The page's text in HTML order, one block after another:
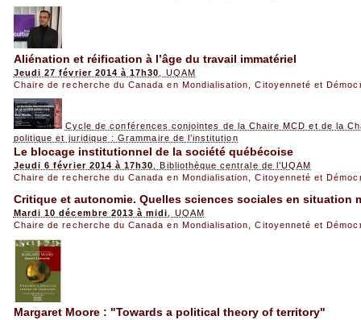
Aliénation et réification à l’âge du travail immatériel
Jeudi 27 février 2014 à 17h30
, UQAM
Chaire de recherche du Canada en Mondialisation, Citoyenneté et
Cycle de conférences conjointes de la Chaire MCD et de la
politique et juridique : Grammaire de l’institution
Le blocage institutionnel de la société québécoise
Jeudi 6 février 2014 à 17h30
, Bibliothèque centrale de l’UQAM
Chaire de recherche du Canada en Mondialisation, Citoyenneté et
Critique et autonomie. Quelles sciences sociales en situation
Mardi 10 décembre 2013 à midi
, UQAM
Chaire de recherche du Canada en Mondialisation, Citoyenneté et
Margaret Moore : "Towards a political theory of territory"